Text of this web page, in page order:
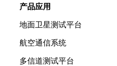
产品应用
地面卫星测试平台
航空通信系统
多信道测试平台